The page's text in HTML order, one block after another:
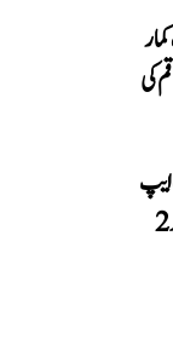
کی
ایپ
پر مبنی کیب اور آٹو کے من مانی کرایوں پر 2